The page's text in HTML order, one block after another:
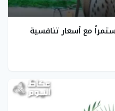
مع أسعار تنافسية